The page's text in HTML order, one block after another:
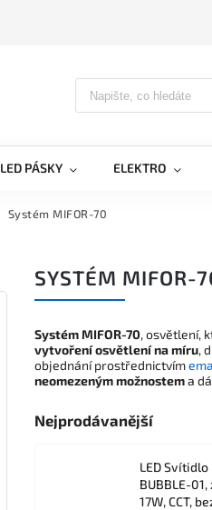
LED PÁSKY ELEKTRO
Systém MIFOR-70
SYSTÉM MIFOR-
Systém MIFOR-70, osvětlení,
vytvoření osvětlení na míru,
objednání prostřednictvím
neomezeným možnostema
Nejprodávanější
LED Svítidlo
BUBBLE-
17W, CCT,